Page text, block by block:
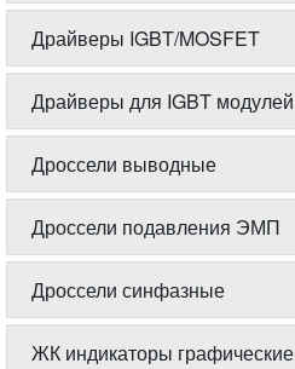
Драйверы IGBT/MOSFET
Драйверы для IGBT модулей
Дроссели выводные
Дроссели подавления ЭМП
Дроссели синфазные
ЖК индикаторы графические